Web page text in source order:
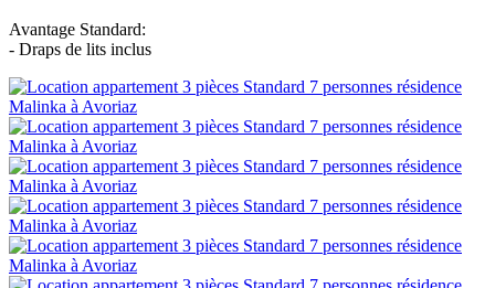
Avantage Standard:
- Draps de lits inclus